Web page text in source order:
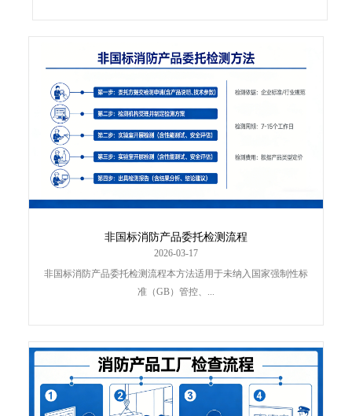
非国标消防产品委托检测流程
2026-03-17
非国标消防产品委托检测流程本方法适用于未纳入国家强制性标
准（GB）管控、...